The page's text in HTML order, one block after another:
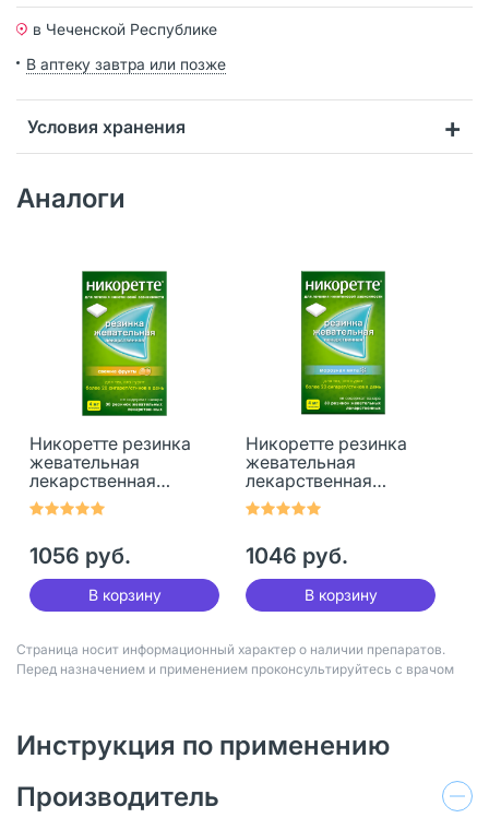
в Чеченской Республике
В аптеку завтра или позже
Условия хранения
Аналоги
Никоретте резинка
жевательная
лекарственная
свежие фрукты 4 мг
30 шт
1056 руб.
В корзину
Никоретте резинка
жевательная
лекарственная
морозная мята 4 мг
30 шт
1046 руб.
В корзину
Страница носит информационный характер о наличии препаратов.
Перед назначением и применением проконсультируйтесь с врачом
Инструкция по применению
Производитель